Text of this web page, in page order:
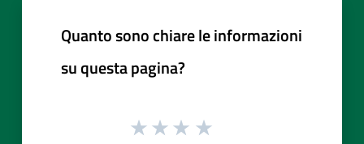
Quanto sono chiare le informazioni
su questa pagina?